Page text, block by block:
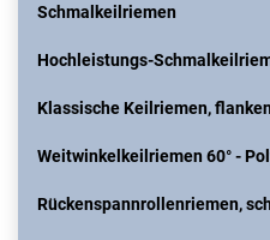
Schmalkeilriemen
Hochleistungs-
Klassische Keilriemen,
Weitwinkelkeilriemen 60° -
Rückenspannrollenriemen,